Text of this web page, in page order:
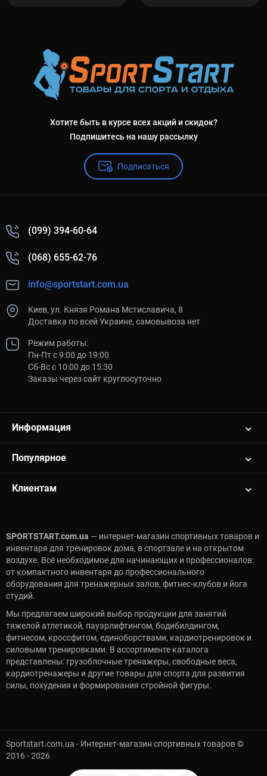
Хотите быть в курсе всех акций и скидок?
Подпишитесь на нашу рассылку
Подписаться
(099) 394-60-64
(068) 655-62-76
info@sportstart.com.ua
Киев, ул. Князя Романа Мстиславича, 8
Доставка по всей Украине, самовывоза нет
Режим работы:
Пн-Пт с 9:00 до 19:00
Сб-Вс с 10:00 до 15:30
Заказы через сайт круглосуточно
Информация
Популярное
Клиентам
SPORTSTART.com.ua — интернет-магазин спортивных товаров и
инвентаря для тренировок дома, в спортзале и на открытом
воздухе. Всё необходимое для начинающих и профессионалов:
от компактного инвентаря до профессионального
оборудования для тренажерных залов, фитнес-клубов и йога
студий.
Мы предлагаем широкий выбор продукции для занятий
тяжелой атлетикой, пауэрлифтингом, бодибилдингом,
фитнесом, кроссфитом, единоборствами, кардиотренировок и
силовыми тренировками. В ассортименте каталога
представлены: грузоблочные тренажеры, свободные веса,
кардиотренажеры и другие товары для спорта для развития
силы, похудения и формирования стройной фигуры.
Sportstart.com.ua - Интернет-магазин спортивных товаров ©
2016 - 2026